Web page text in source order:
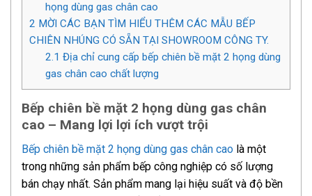
họng dùng gas chân cao
2 MỜI CÁC BẠN TÌM HIỂU THÊM CÁC MẪU BẾP
CHIÊN NHÚNG CÓ SẴN TẠI SHOWROOM CÔNG TY.
2.1 Địa chỉ cung cấp bếp chiên bề mặt 2 họng dùng
gas chân cao chất lượng
Bếp chiên bề mặt 2 họng dùng gas chân
cao – Mang lợi lợi ích vượt trội
Bếp chiên bề mặt 2 họng dùng gas chân cao là một
trong những sản phẩm bếp công nghiệp có số lượng
bán chạy nhất. Sản phẩm mang lại hiệu suất và độ bền